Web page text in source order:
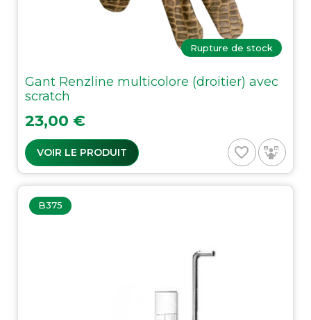
Rupture de stock
Gant Renzline multicolore (droitier) avec
scratch
Prix
23,00 €
VOIR LE PRODUIT favorite_border
B375